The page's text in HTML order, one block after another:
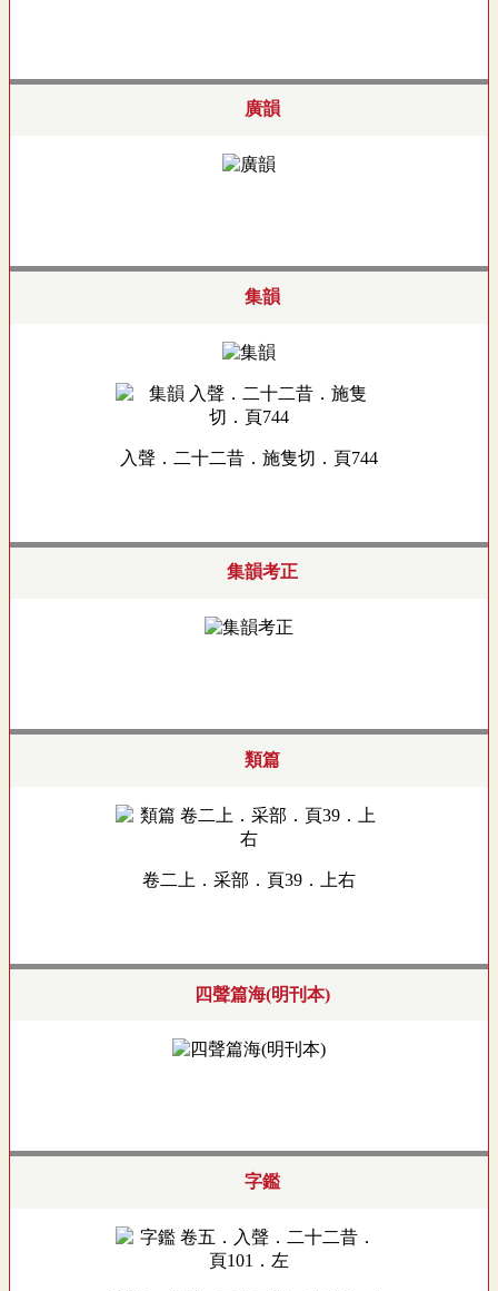
廣韻
集韻
入聲．二十二昔．施隻切．頁744
集韻考正
類篇
卷二上．采部．頁39．上右
四聲篇海(明刊本)
字鑑